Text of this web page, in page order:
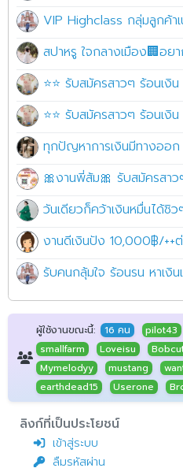
VIP Highclass กลุ่มลูกค้
สปาหรู ใจกลางเมือง🏢อย
⭐⭐ รับสมัครสาวๆ ร้อนเงิ
⭐⭐ รับสมัครสาวๆ ร้อนเงิ
ทุกปัญหาการเงินมีทางออ
🎀งานพี่ส้ม🎀 รับสมัครสาว
วันเดียวก็คว้าเงินหมื่นได้
งานดีเงินปัง 10,000฿/++
รับคนกลุ้มใจ ร้อนรน หาเ
ผู้ใช้งานขณะนี้: 16 คน pilot43
smallfarm
Loveisu
Mymelodyy
mustang
earthdead15
Userone
ลิงก์ที่เป็นประโยชน์
เข้าสู่ระบบ
ลืมรหัสผ่าน